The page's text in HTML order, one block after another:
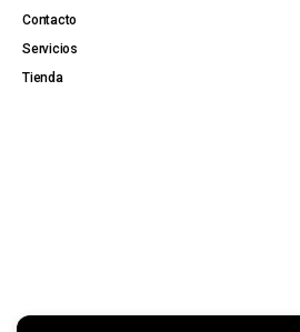
Contacto
Servicios
Tienda